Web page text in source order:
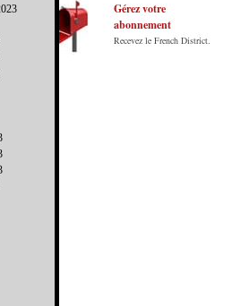
Gérez votre
abonnement
Recevez le French District.